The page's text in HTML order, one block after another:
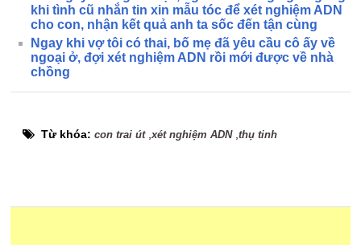
khi tình cũ nhắn tin xin mẫu tóc để xét nghiệm ADN
cho con, nhận kết quả anh ta sốc đến tận cùng
Ngay khi vợ tôi có thai, bố mẹ đã yêu cầu cô ấy về
ngoại ở, đợi xét nghiệm ADN rồi mới được về nhà
chồng
Từ khóa:con trai út,xét nghiệm ADN,thụ tinh